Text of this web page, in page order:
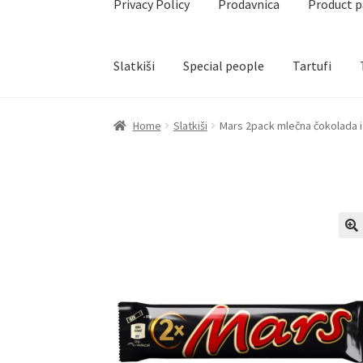
Privacy Policy Prodavnica Product
Slatkiši Special people Tartufi
Home Akcija za dan zaljubljenih Baloni Blog
Home Slatkiši Mars 2pack mlečna čokolada